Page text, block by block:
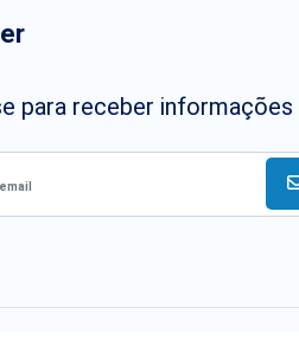
para receber informações